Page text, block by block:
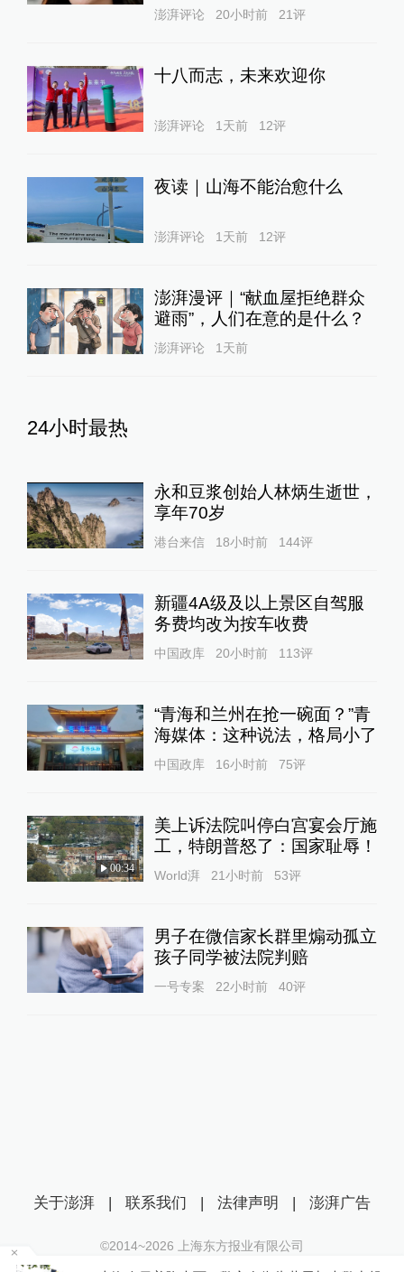
澎湃评论 20小时前 21评
十八而志，未来欢迎你
澎湃评论 1天前 12评
夜读｜山海不能治愈什么
澎湃评论 1天前 12评
澎湃漫评｜“献血屋拒绝群众
避雨”，人们在意的是什么？
澎湃评论 1天前
24小时最热
永和豆浆创始人林炳生逝世，
享年70岁
港台来信 18小时前 144评
新疆4A级及以上景区自驾服
务费均改为按车收费
中国政库 20小时前 113评
“青海和兰州在抢一碗面？”青
海媒体：这种说法，格局小了
中国政库 16小时前 75评
00:34
美上诉法院叫停白宫宴会厅施
工，特朗普怒了：国家耻辱！
World湃 21小时前 53评
男子在微信家长群里煽动孤立
孩子同学被法院判赔
一号专案 22小时前 40评
关于澎湃 | 联系我们 | 法律声明 | 澎湃广告
©2014~2026 上海东方报业有限公司
沪ICP证：沪B2-20170116 | 沪ICP备14003370号